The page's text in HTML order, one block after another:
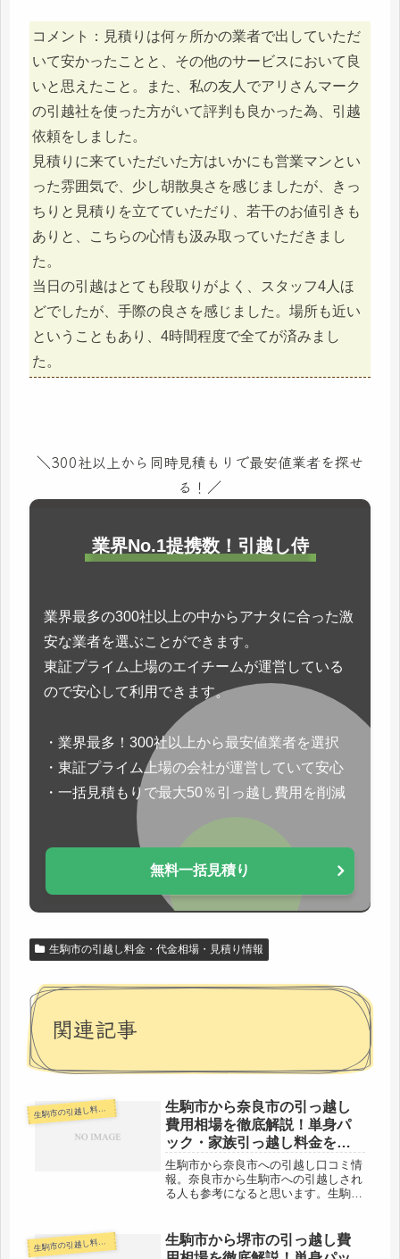
コメント：見積りは何ヶ所かの業者で出していただ
いて安かったことと、その他のサービスにおいて良
いと思えたこと。また、私の友人でアリさんマーク
の引越社を使った方がいて評判も良かった為、引越
依頼をしました。
見積りに来ていただいた方はいかにも営業マンとい
った雰囲気で、少し胡散臭さを感じましたが、きっ
ちりと見積りを立てていただり、若干のお値引きも
ありと、こちらの心情も汲み取っていただきまし
た。
当日の引越はとても段取りがよく、スタッフ4人ほ
どでしたが、手際の良さを感じました。場所も近い
ということもあり、4時間程度で全てが済みまし
た。
＼300社以上から同時見積もりで最安値業者を探せ
る！／
業界No.1提携数！引越し侍
業界最多の300社以上の中からアナタに合った激
安な業者を選ぶことができます。
東証プライム上場のエイチームが運営している
ので安心して利用できます。
・業界最多！300社以上から最安値業者を選択
・東証プライム上場の会社が運営していて安心
・一括見積もりで最大50％引っ越し費用を削減
無料一括見積り
生駒市の引越し料金・代金相場・見積り情報
関連記事
生駒市の引越し料金・代金相場・見積り情報
生駒市から奈良市の引っ越し
費用相場を徹底解説！単身パ
ック・家族引っ越し料金を節
約する裏技
生駒市から奈良市への引越し口コミ情
報。奈良市から生駒市への引越しされ
る人も参考になると思います。生駒市
が大半の範囲です。引越し料金も格安
で頑張ってくれる引越し業者がある
生駒市の引越し料金・代金相場・見積り情報
生駒市から堺市の引っ越し費